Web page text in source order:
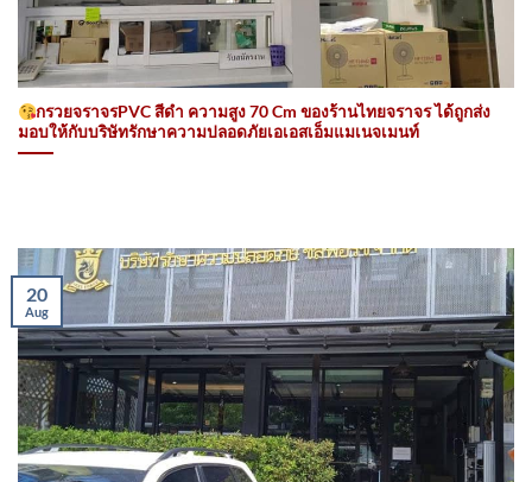
กรวยจราจรPVC สีดำ ความสูง 70 Cm ของร้านไทยจราจร ได้ถูกส่ง
มอบให้กับบริษัทรักษาความปลอดภัยเอเอสเอ็มแมเนจเมนท์
20
Aug